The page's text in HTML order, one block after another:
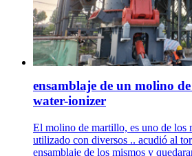
ensamblaje de un molino
water-ionizer
El molino de martillo, es uno de los
utilizado con diversos .. acudió al
ensamblaje de los mismos y